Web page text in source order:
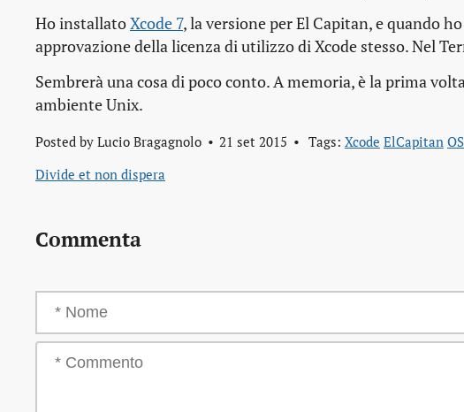
Ho installatoXcode 7, la versione per El Capitan, e quando
approvazione della licenza di utilizzo di Xcode stesso. Nel
Sembrerà una cosa di poco conto. A memoria, è la prima
ambiente Unix.
Posted by Lucio Bragagnolo 21 set 2015 Tags: Xcode ElCapitan
Divide et non dispera
Commenta